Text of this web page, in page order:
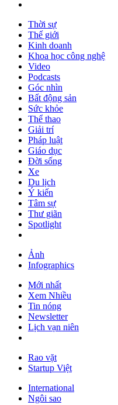
Thời sự
Thế giới
Kinh doanh
Khoa học công nghệ
Video
Podcasts
Góc nhìn
Bất động sản
Sức khỏe
Thể thao
Giải trí
Pháp luật
Giáo dục
Đời sống
Xe
Du lịch
Ý kiến
Tâm sự
Thư giãn
Spotlight
Ảnh
Infographics
Mới nhất
Xem Nhiều
Tin nóng
Newsletter
Lịch vạn niên
Rao vặt
Startup Việt
International
Ngôi sao